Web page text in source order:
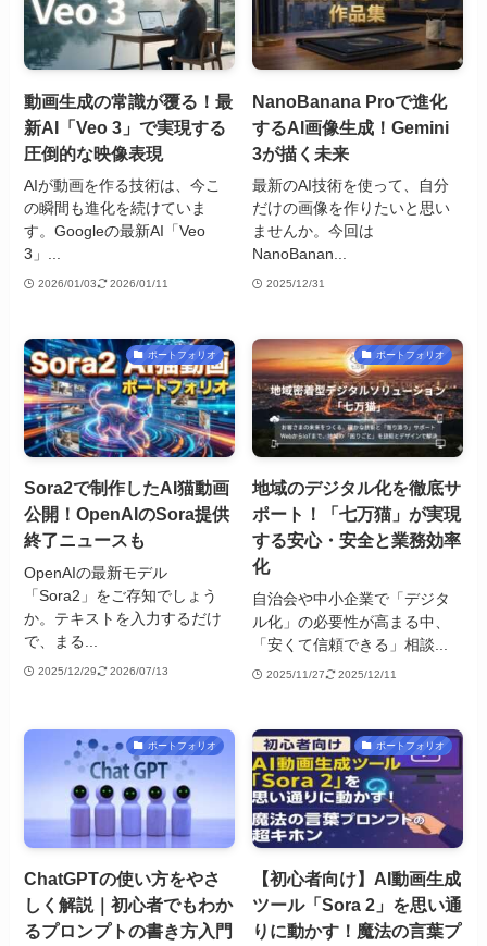
動画生成の常識が覆る！最
新AI「Veo 3」で実現する
圧倒的な映像表現
AIが動画を作る技術は、今こ
の瞬間も進化を続けていま
す。Googleの最新AI「Veo
3」...
2026/01/03 2026/01/11
NanoBanana Proで進化
するAI画像生成！Gemini
3が描く未来
最新のAI技術を使って、自分
だけの画像を作りたいと思い
ませんか。今回は
NanoBanan...
2025/12/31
ポートフォリオ
Sora2で制作したAI猫動画
公開！OpenAIのSora提供
終了ニュースも
OpenAIの最新モデル
「Sora2」をご存知でしょう
か。テキストを入力するだけ
で、まる...
2025/12/29 2026/07/13
ポートフォリオ
地域のデジタル化を徹底サ
ポート！「七万猫」が実現
する安心・安全と業務効率
化
自治会や中小企業で「デジタ
ル化」の必要性が高まる中、
「安くて信頼できる」相談...
2025/11/27 2025/12/11
ポートフォリオ
ChatGPTの使い方をやさ
しく解説｜初心者でもわか
るプロンプトの書き方入門
ポートフォリオ
【初心者向け】AI動画生成
ツール「Sora 2」を思い通
りに動かす！魔法の言葉プ